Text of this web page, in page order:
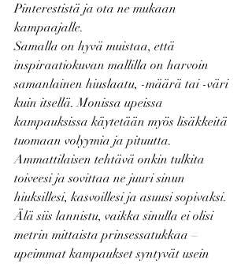
Pinterestistä ja ota ne mukaan
kampaajalle.
Samalla on hyvä muistaa, että
inspiraatiokuvan mallilla on harvoin
samanlainen hiuslaatu, -määrä tai -väri
kuin itsellä. Monissa upeissa
kampauksissa käytetään myös lisäkkeitä
tuomaan volyymia ja pituutta.
Ammattilaisen tehtävä onkin tulkita
toiveesi ja sovittaa ne juuri sinun
hiuksillesi, kasvoillesi ja asuusi sopivaksi.
Älä siis lannistu, vaikka sinulla ei olisi
metrin mittaista prinsessatukkaa –
upeimmat kampaukset syntyvät usein